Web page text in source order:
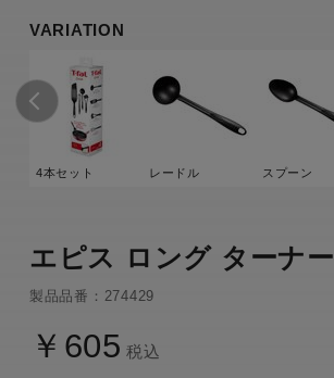
エピス ロング ターナー
製品品番：274429
￥605 税込
VARIATION
4本セット レードル スプーン